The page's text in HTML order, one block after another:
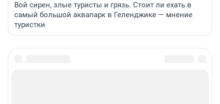
Вой сирен, злые туристы и грязь. Стоит ли ехать в
самый большой аквапарк в Геленджике — мнение
туристки